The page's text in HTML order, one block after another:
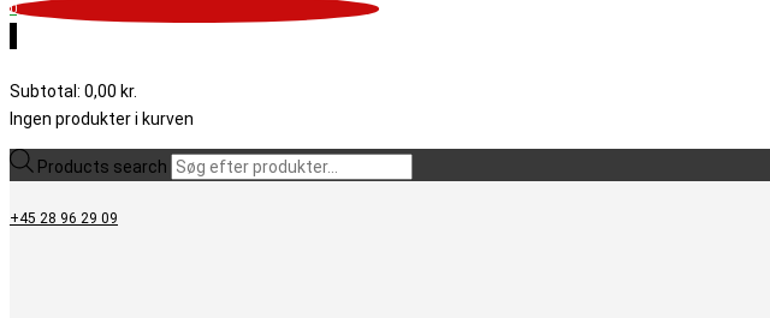
0
Subtotal: 0,00 kr.
Ingen produkter i kurven
Products search
+45 28 96 29 09